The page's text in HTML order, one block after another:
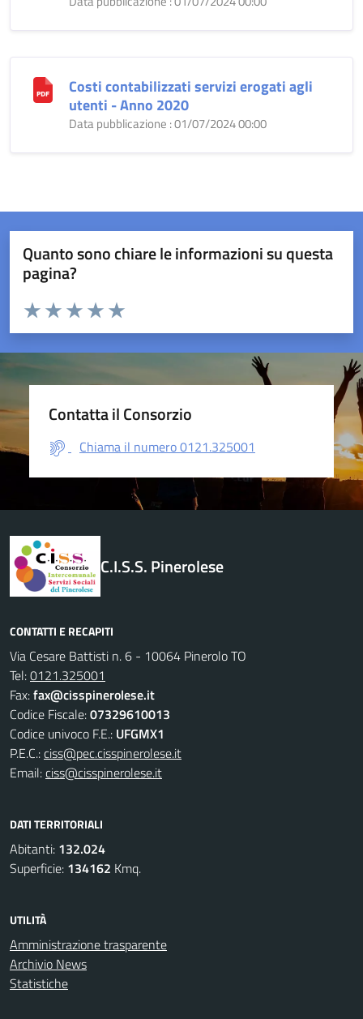
Costi contabilizzati servizi erogati agli
utenti - Anno 2020
Data pubblicazione : 01/07/2024 00:00
Quanto sono chiare le informazioni su questa
pagina?
Valuta da 1 a 5 stelle la pagina
Valuta 5 stelle su 5
Valuta 4 stelle su 5
Valuta 3 stelle su 5
Valuta 2 stelle su 5
Valuta 1 stelle su 5
Contatta il Consorzio
Chiama il numero 0121.325001
C.I.S.S. Pinerolese
CONTATTI E RECAPITI
Via Cesare Battisti n. 6 - 10064 Pinerolo TO
Tel:0121.325001
Fax:fax@cisspinerolese.it
Codice Fiscale:07329610013
Codice univoco F.E.: UFGMX1
P.E.C.:ciss@pec.cisspinerolese.it
Email:ciss@cisspinerolese.it
DATI TERRITORIALI
Abitanti: 132.024
Superficie: 134162 Kmq.
UTILITÀ
Amministrazione trasparente
Archivio News
Statistiche